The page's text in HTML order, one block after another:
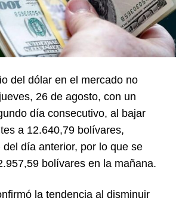
del dólar en el mercado no
26 de agosto, con un
día consecutivo, al bajar
a 12.640,79 bolívares,
del día anterior, por lo que se
bolívares en la mañana.
la tendencia al disminuir